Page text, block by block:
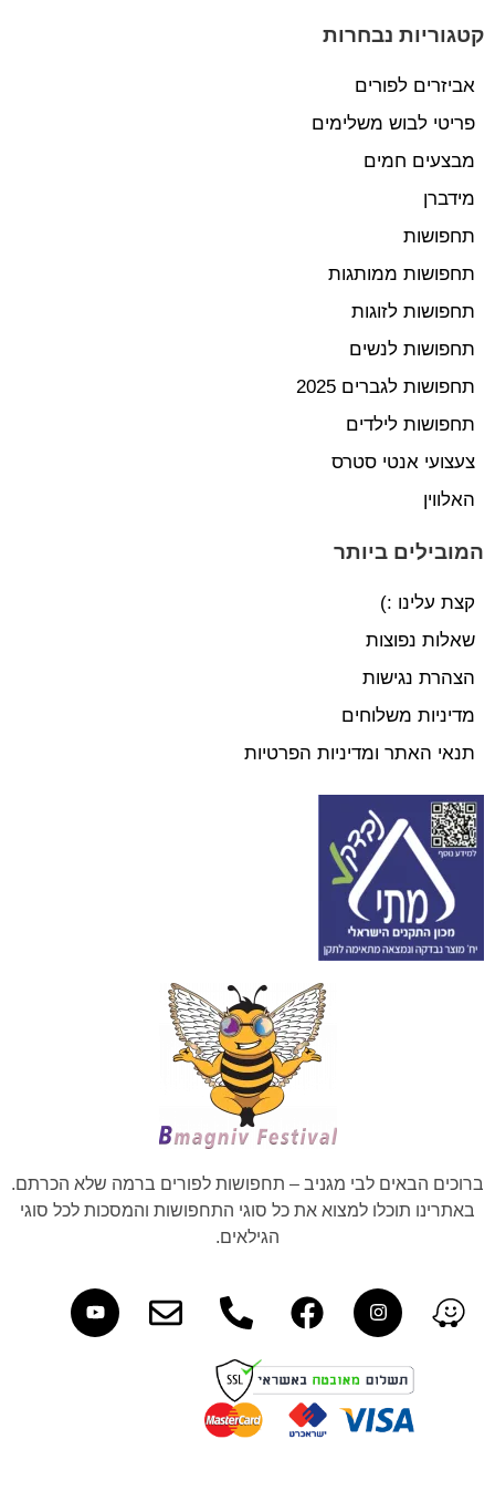
קטגוריות נבחרות
אביזרים לפורים
פריטי לבוש משלימים
מבצעים חמים
מידברן
תחפושות
תחפושות ממותגות
תחפושות לזוגות
תחפושות לנשים
תחפושות לגברים 2025
תחפושות לילדים
צעצועי אנטי סטרס
האלווין
המובילים ביותר
קצת עלינו :)
שאלות נפוצות
הצהרת נגישות
מדיניות משלוחים
תנאי האתר ומדיניות הפרטיות
ברוכים הבאים לבי מגניב – תחפושות לפורים ברמה שלא הכרתם.
באתרינו תוכלו למצוא את כל סוגי התחפושות והמסכות לכל סוגי
הגילאים.